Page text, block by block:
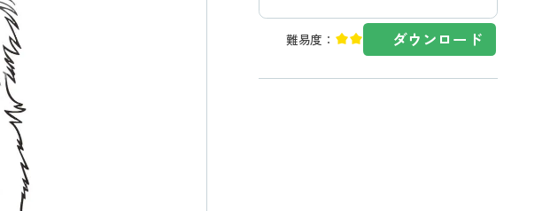
難易度： ダウンロード